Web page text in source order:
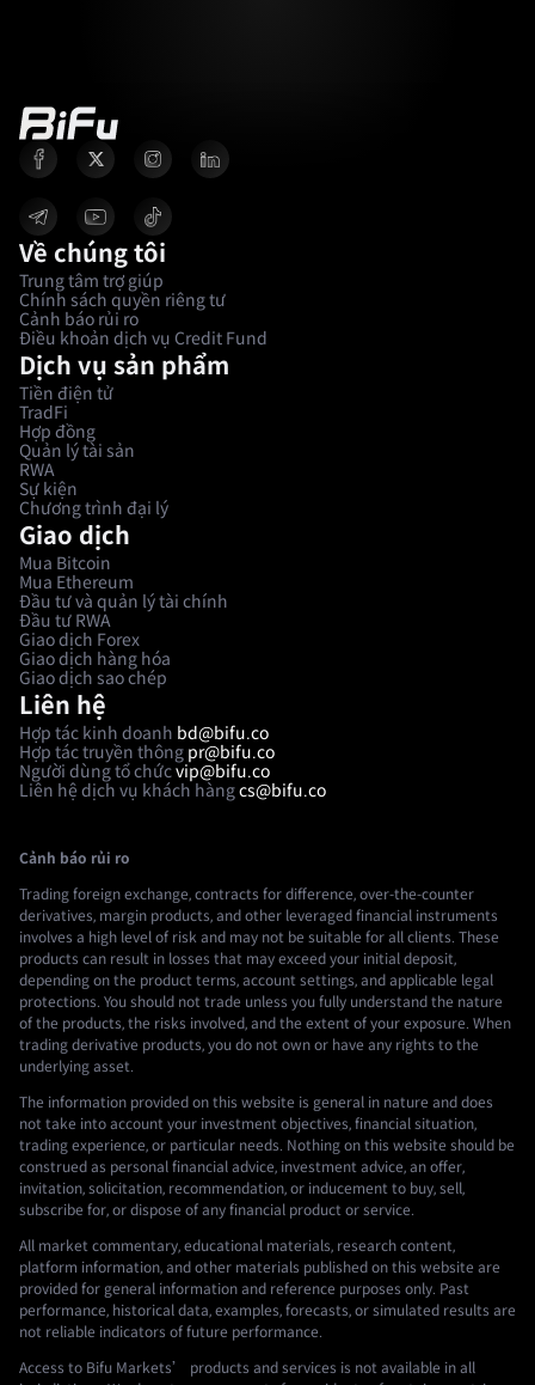
Về chúng tôi
Trung tâm trợ giúp
Chính sách quyền riêng tư
Cảnh báo rủi ro
Điều khoản dịch vụ Credit Fund
Dịch vụ sản phẩm
Tiền điện tử
TradFi
Hợp đồng
Quản lý tài sản
RWA
Sự kiện
Chương trình đại lý
Giao dịch
Mua Bitcoin
Mua Ethereum
Đầu tư và quản lý tài chính
Đầu tư RWA
Giao dịch Forex
Giao dịch hàng hóa
Giao dịch sao chép
Liên hệ
Hợp tác kinh doanh bd@bifu.co
Hợp tác truyền thông pr@bifu.co
Người dùng tổ chứcvip@bifu.co
Liên hệ dịch vụ khách hàngcs@bifu.co
Cảnh báo rủi ro
Trading foreign exchange, contracts for difference, over-the-counter
derivatives, margin products, and other leveraged financial instruments
involves a high level of risk and may not be suitable for all clients. These
products can result in losses that may exceed your initial deposit,
depending on the product terms, account settings, and applicable legal
protections. You should not trade unless you fully understand the nature
of the products, the risks involved, and the extent of your exposure. When
trading derivative products, you do not own or have any rights to the
underlying asset.
The information provided on this website is general in nature and does
not take into account your investment objectives, financial situation,
trading experience, or particular needs. Nothing on this website should be
construed as personal financial advice, investment advice, an offer,
invitation, solicitation, recommendation, or inducement to buy, sell,
subscribe for, or dispose of any financial product or service.
All market commentary, educational materials, research content,
platform information, and other materials published on this website are
provided for general information and reference purposes only. Past
performance, historical data, examples, forecasts, or simulated results are
not reliable indicators of future performance.
Access to Bifu Markets’ products and services is not available in all